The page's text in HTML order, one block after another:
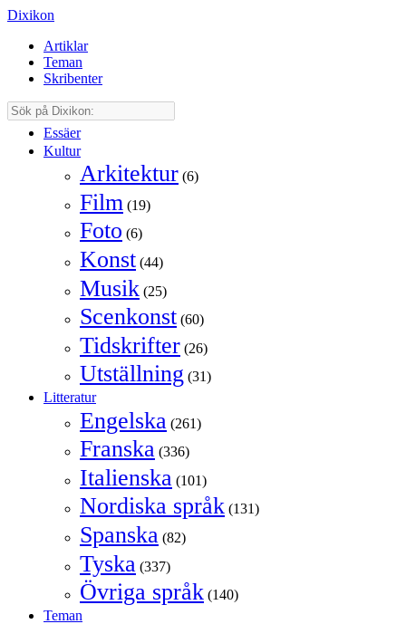
Dixikon
Artiklar
Teman
Skribenter
Essäer
Kultur
Arkitektur (6)
Film (19)
Foto (6)
Konst (44)
Musik (25)
Scenkonst (60)
Tidskrifter (26)
Utställning (31)
Litteratur
Engelska (261)
Franska (336)
Italienska (101)
Nordiska språk (131)
Spanska (82)
Tyska (337)
Övriga språk (140)
Teman